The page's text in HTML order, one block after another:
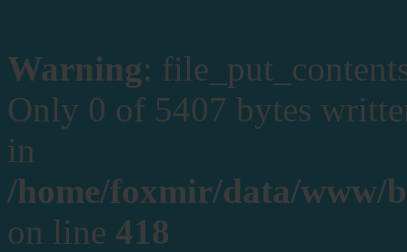
Warning:
Only 0 of 5407 bytes
in
/home/foxmir/data/www/
on line 418